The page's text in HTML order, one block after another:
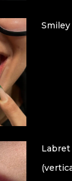
Smiley
Labret